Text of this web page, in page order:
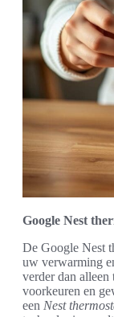
Google Nest
De Google Nest
uw verwarming
verder dan
voorkeuren en
een Nest